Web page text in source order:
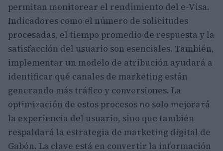
permitan monitorear el rendimiento del e-Visa.
Indicadores como el número de solicitudes
procesadas, el tiempo promedio de respuesta y la
satisfacción del usuario son esenciales. También,
implementar un modelo de atribución ayudará a
identificar qué canales de marketing están
generando más tráfico y conversiones. La
optimización de estos procesos no solo mejorará
la experiencia del usuario, sino que también
respaldará la estrategia de marketing digital de
Gabón. La clave está en convertir la información